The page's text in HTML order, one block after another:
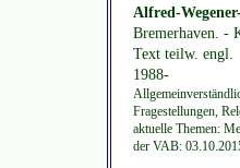
Alfred-
Bremerhaven. -
Text teilw. engl.
1988-
Fragestellungen,
aktuelle Themen:
der VAB: